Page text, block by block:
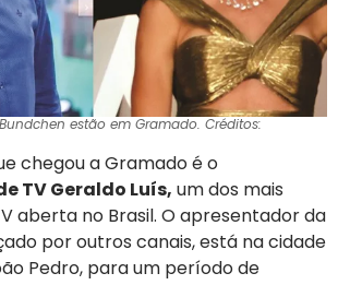
estão em Gramado. Créditos:
chegou a Gramado é o
TV Geraldo Luís, um dos mais
aberta no Brasil. O apresentador da
por outros canais, está na cidade
Pedro, para um período de